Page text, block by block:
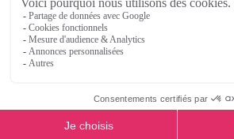
Première
Veuillez patienter...
Continuer vos achats
or Voir le panier